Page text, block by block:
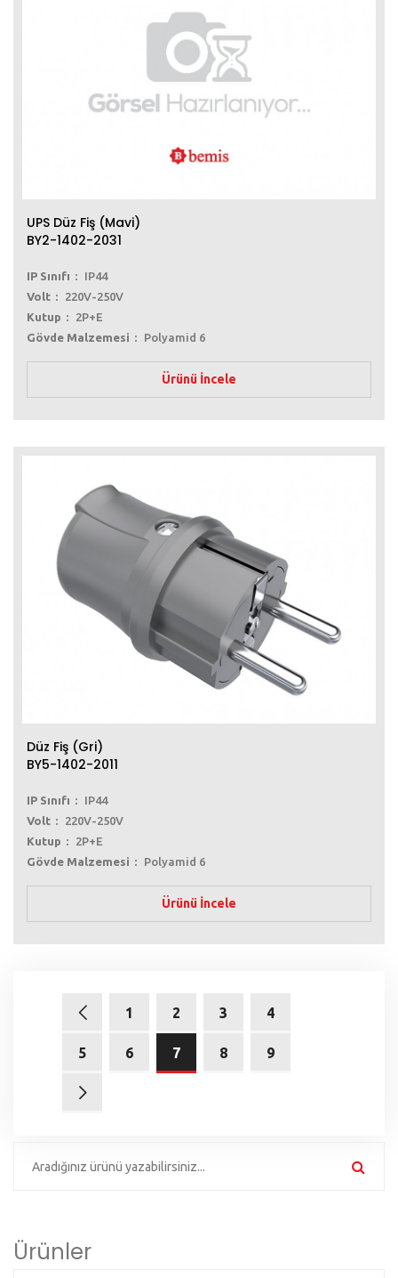
UPS Düz Fiş (Mavi)
BY2-1402-2031
IP Sınıfı
IP44
Volt
220V-250V
Kutup
2P+E
Gövde Malzemesi
Polyamid 6
Ürünü İncele
Düz Fiş (Gri)
BY5-1402-2011
IP Sınıfı
IP44
Volt
220V-250V
Kutup
2P+E
Gövde Malzemesi
Polyamid 6
Ürünü İncele
1 2 3 4
5 6 7 8 9
Ürünler